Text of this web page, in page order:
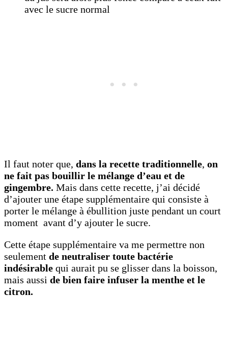
avec le sucre normal
Il faut noter que, dans la recette traditionnelle, on
ne fait pas bouillir le mélange d’eau et de
gingembre. Mais dans cette recette, j’ai décidé
d’ajouter une étape supplémentaire qui consiste à
porter le mélange à ébullition juste pendant un court
moment avant d’y ajouter le sucre.
Cette étape supplémentaire va me permettre non
seulement de neutraliser toute bactérie
indésirable qui aurait pu se glisser dans la boisson,
mais aussi de bien faire infuser la menthe et le
citron.